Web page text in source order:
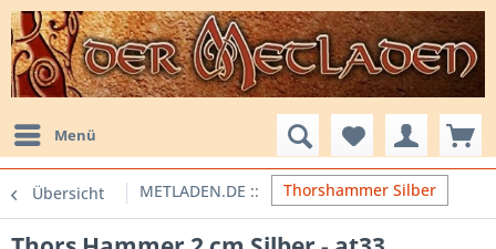
Menü
Übersicht Thorshammer Silber